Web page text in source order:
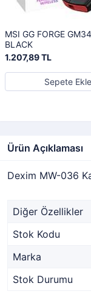
MSI GG FORGE
BLACK
1.207,89 TL
Sepete Ekle
Ürün Açıklaması
Dexim MW-036
Diğer Özellikler
Stok Kodu
Marka
Stok Durumu